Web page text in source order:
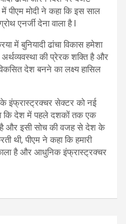
पीएम मोदी ने कहा कि इस साल
एनर्जी देना वाला है l
में बुनियादी ढांचा विकास हमेशा
अर्थव्यवस्था की प्रेरक शक्ति है और
देश बनने का लक्ष्य हासिल
इंफ्रास्ट्रक्चर सेक्टर को नई
कि देश में पहले दशकों तक एक
है और इसी सोच की वजह से देश के
थी, पीएम ने कहा कि हमारी
है और आधुनिक इंफ्रास्ट्रक्चर